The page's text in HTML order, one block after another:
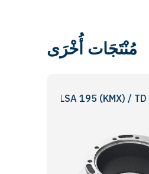
مُنْتَجَات أُخْرَى
195 (KMX) / TD DX 195 -
LM DX 195